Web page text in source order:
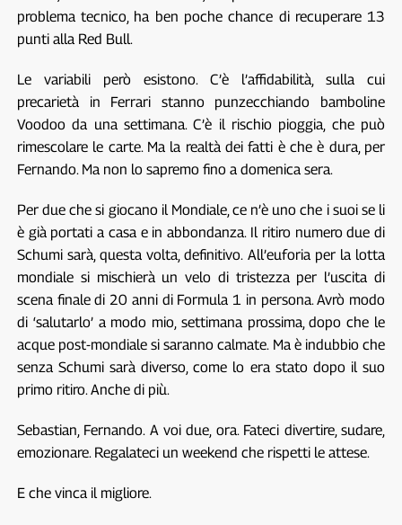
problema tecnico, ha ben poche chance di recuperare 13
punti alla Red Bull.
Le variabili però esistono. C’è l’affidabilità, sulla cui
precarietà in Ferrari stanno punzecchiando bamboline
Voodoo da una settimana. C’è il rischio pioggia, che può
rimescolare le carte. Ma la realtà dei fatti è che è dura, per
Fernando. Ma non lo sapremo fino a domenica sera.
Per due che si giocano il Mondiale, ce n’è uno che i suoi se li
è già portati a casa e in abbondanza. Il ritiro numero due di
Schumi sarà, questa volta, definitivo. All’euforia per la lotta
mondiale si mischierà un velo di tristezza per l’uscita di
scena finale di 20 anni di Formula 1 in persona. Avrò modo
di ‘salutarlo’ a modo mio, settimana prossima, dopo che le
acque post-mondiale si saranno calmate. Ma è indubbio che
senza Schumi sarà diverso, come lo era stato dopo il suo
primo ritiro. Anche di più.
Sebastian, Fernando. A voi due, ora. Fateci divertire, sudare,
emozionare. Regalateci un weekend che rispetti le attese.
E che vinca il migliore.